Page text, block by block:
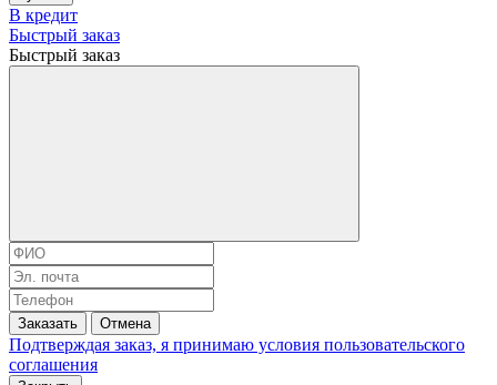
В кредит
Быстрый заказ
Быстрый заказ
Заказать Отмена
Подтверждая заказ, я принимаю условия пользовательского
соглашения